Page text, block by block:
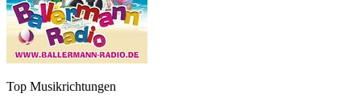
Top Musikrichtungen